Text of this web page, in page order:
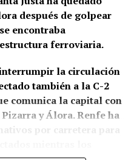
aquel cambio de
durante las décadas
vinculada a los
y los cantes de ida y
que generó
intensas
de distintas
DeFlamenco recuerda
después de golpear
encontraba
ferroviaria.
la circulación
también a la C-2
comunica la capital con
y Álora. Renfe ha
por carretera para